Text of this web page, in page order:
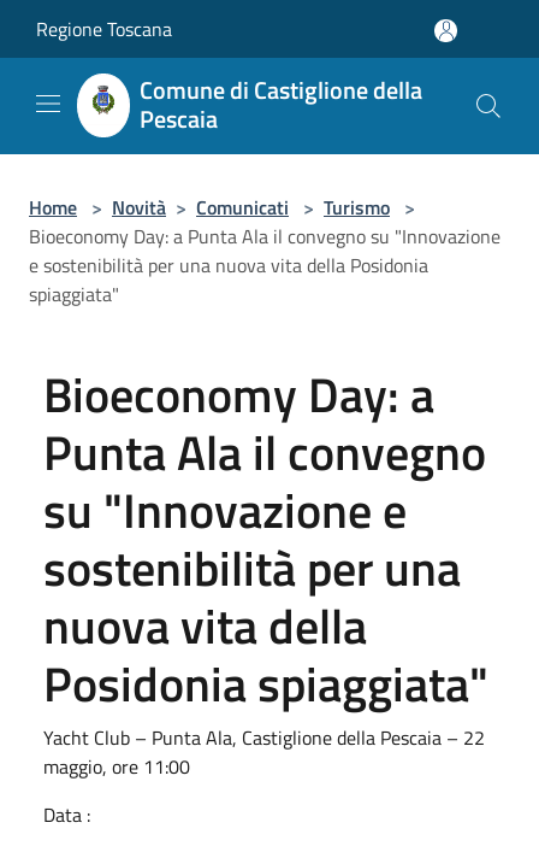
Regione Toscana
Comune di Castiglione della
Pescaia
Home > Novità > Comunicati > Turismo >
Bioeconomy Day: a Punta Ala il convegno su "Innovazione
e sostenibilità per una nuova vita della Posidonia
spiaggiata"
Bioeconomy Day: a
Punta Ala il convegno
su "Innovazione e
sostenibilità per una
nuova vita della
Posidonia spiaggiata"
Yacht Club – Punta Ala, Castiglione della Pescaia – 22
maggio, ore 11:00
Data :